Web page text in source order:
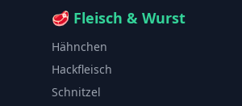
🥩 Fleisch & Wurst
Hähnchen
Hackfleisch
Schnitzel